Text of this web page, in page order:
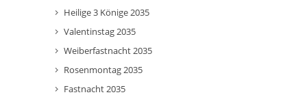
Heilige 3 Könige 2035
Valentinstag 2035
Weiberfastnacht 2035
Rosenmontag 2035
Fastnacht 2035